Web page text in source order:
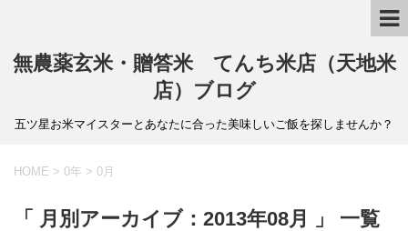
無農薬玄米・贈答米 てんち米店（天地米
店）ブログ
五ツ星お米マイスターとあなたに合った美味しいご飯を探しませんか？
HOME > 0年 > 0月
「 月別アーカイブ：2013年08月 」 一覧